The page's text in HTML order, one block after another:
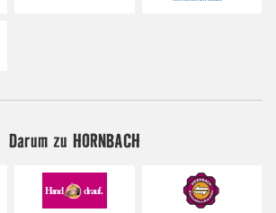
Darum zu HORNBACH